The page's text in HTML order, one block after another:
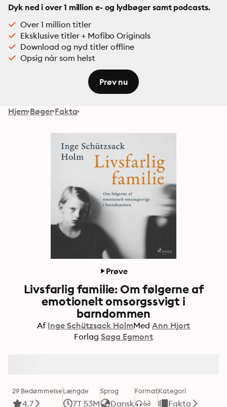
Dyk ned i over 1 million e- og lydbøger samt podcasts.
Over 1 million titler
Eksklusive titler + Mofibo Originals
Download og nyd titler offline
Opsig når som helst
Prøv nu
Hjem Bøger Fakta
Prøve
Livsfarlig familie: Om følgerne af
emotionelt omsorgssvigt i
barndommen
Af Inge Schützsack HolmMed Ann Hjort
Forlag Saga Egmont
29 Bedømmelse
4.7
Længde
7T 53M
Sprog
Dansk
FormatKategori
Fakta